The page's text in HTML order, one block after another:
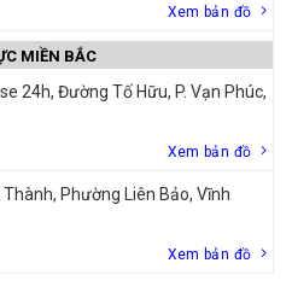
Xem bản đồ
MIỀN BẮC
24h, Đường Tố Hữu, P. Vạn Phúc,
Xem bản đồ
Phường Liên Bảo, Vĩnh
Xem bản đồ